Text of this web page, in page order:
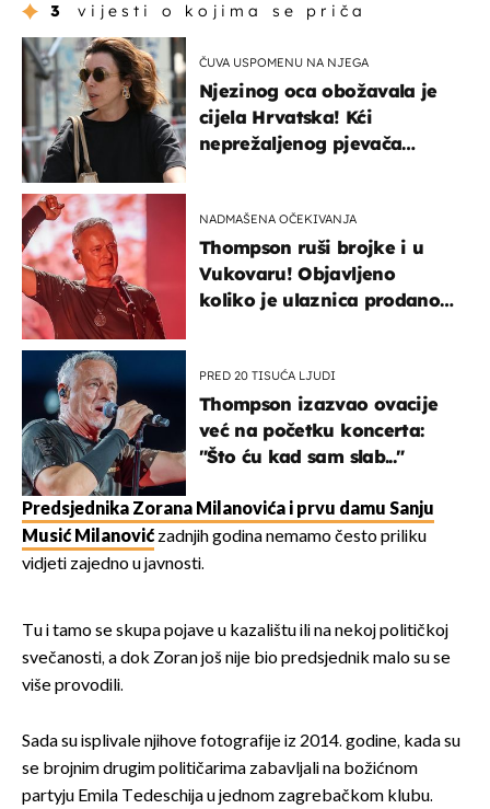
3 vijesti o kojima se priča
ČUVA USPOMENU NA NJEGA
Njezinog oca obožavala je
cijela Hrvatska! Kći
neprežaljenog pjevača
NADMAŠENA OČEKIVANJA
Thompson ruši brojke i u
Vukovaru! Objavljeno
koliko je ulaznica prodano
PRED 20 TISUĆA LJUDI
Thompson izazvao ovacije
već na početku koncerta:
"Što ću kad sam slab..."
Predsjednika Zorana Milanovića i prvu damu Sanju
Musić Milanovićzadnjih godina nemamo često priliku
vidjeti zajedno u javnosti.
Tu i tamo se skupa pojave u kazalištu ili na nekoj političkoj
svečanosti, a dok Zoran još nije bio predsjednik malo su se
više provodili.
Sada su isplivale njihove fotografije iz 2014. godine, kada su
se brojnim drugim političarima zabavljali na božićnom
partyju Emila Tedeschija u jednom zagrebačkom klubu.